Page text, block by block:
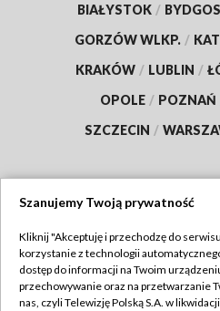
BIAŁYSTOK /
GORZÓW WLKP. /
KRAKÓW / LUBLIN /
OPOLE / POZNAŃ
SZCZECIN /
Abonament TVP
Szanujemy Twoją prywatność
Kliknij "Akceptuję i przechodzę do
korzystanie z technologii
dostęp do informacji na Twoim
przechowywanie oraz na przetwarzanie
nas, czyli Telewizję Polską S.A. w